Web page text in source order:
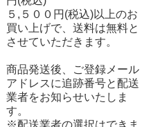
５,５００円(税込)以上のお
買い上げで、送料は無料と
させていただきます。
商品発送後、ご登録メール
アドレスに追跡番号と配送
業者をお知らせいたしま
す。
※配送業者の選択はできま